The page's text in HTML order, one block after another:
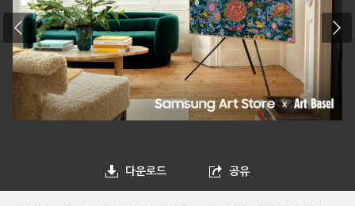
다운로드 공유